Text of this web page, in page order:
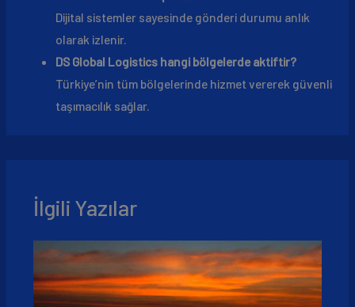
Dijital sistemler sayesinde gönderi durumu anlık
olarak izlenir.
DS Global Logistics hangi bölgelerde aktiftir?
Türkiye’nin tüm bölgelerinde hizmet vererek güvenli
taşımacılık sağlar.
İlgili Yazılar